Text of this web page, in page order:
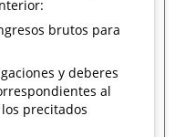
brutos para
y deberes
al
precitados